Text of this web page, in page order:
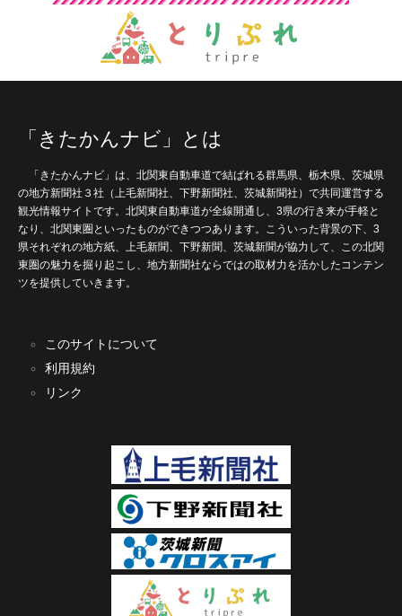
「きたかんナビ」とは
「きたかんナビ」は、北関東自動車道で結ばれる群馬県、栃木県、茨城県
の地方新聞社３社（上毛新聞社、下野新聞社、茨城新聞社）で共同運営する
観光情報サイトです。北関東自動車道が全線開通し、3県の行き来が手軽と
なり、北関東圏といったものができつつあります。こういった背景の下、3
県それぞれの地方紙、上毛新聞、下野新聞、茨城新聞が協力して、この北関
東圏の魅力を掘り起こし、地方新聞社ならではの取材力を活かしたコンテン
ツを提供していきます。
このサイトについて
利用規約
リンク